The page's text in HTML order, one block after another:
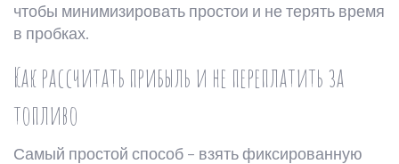
чтобы минимизировать простои и не терять время
в пробках.
Как рассчитать прибыль и не переплатить за
топливо
Самый простой способ – взять фиксированную